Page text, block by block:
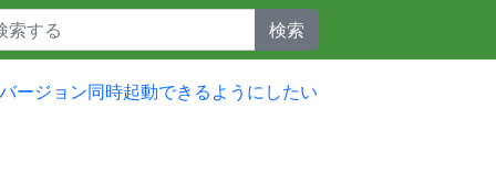
検索
ージョン同時起動できるようにしたい